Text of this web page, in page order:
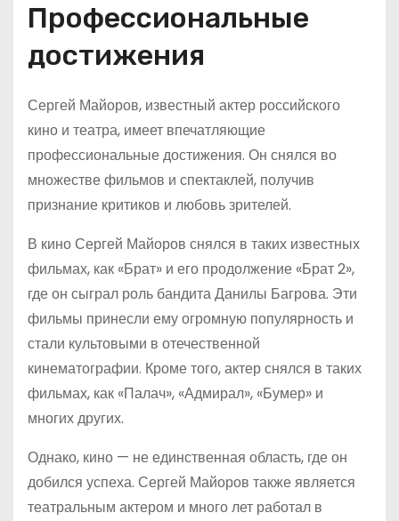
Профессиональные
достижения
Сергей Майоров, известный актер российского
кино и театра, имеет впечатляющие
профессиональные достижения. Он снялся во
множестве фильмов и спектаклей, получив
признание критиков и любовь зрителей.
В кино Сергей Майоров снялся в таких известных
фильмах, как «Брат» и его продолжение «Брат 2»,
где он сыграл роль бандита Данилы Багрова. Эти
фильмы принесли ему огромную популярность и
стали культовыми в отечественной
кинематографии. Кроме того, актер снялся в таких
фильмах, как «Палач», «Адмирал», «Бумер» и
многих других.
Однако, кино — не единственная область, где он
добился успеха. Сергей Майоров также является
театральным актером и много лет работал в